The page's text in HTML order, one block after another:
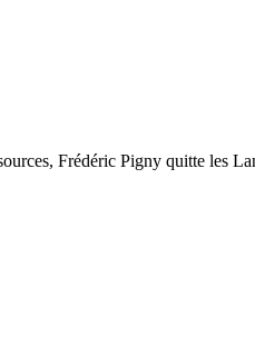
Frédéric Pigny quitte les